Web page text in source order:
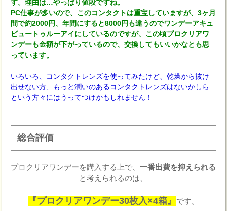
す。理由は…やっぱり値段ですね。
PC仕事が多いので、このコンタクトは重宝していますが、3ヶ月
間で約2000円、年間にすると8000円も違うのでワンデーアキュ
ビュートゥルーアイにしているのですが、この頃プロクリアワ
ンデーも金額が下がっているので、交換してもいいかなとも思
っています。
いろいろ、コンタクトレンズを使ってみたけど、乾燥から抜け
出せない方、もっと潤いのあるコンタクトレンズはないかしら
という方々にはうってつけかもしれません！
総合評価
プロクリアワンデーを購入する上で、一番出費を抑えられる
と考えられるのは、
『プロクリアワンデー30枚入×4箱』 です。